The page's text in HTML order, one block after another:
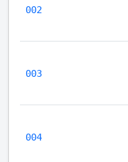
002
003
004